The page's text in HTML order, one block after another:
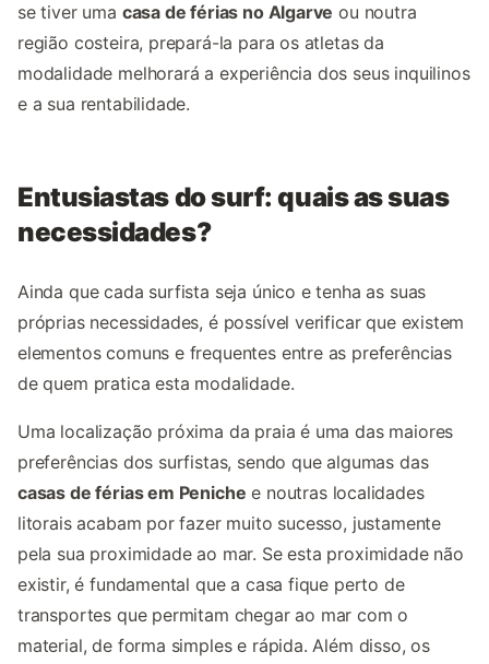
se tiver uma casa de férias no Algarve ou noutra
região costeira, prepará-la para os atletas da
modalidade melhorará a experiência dos seus inquilinos
e a sua rentabilidade.
Entusiastas do surf: quais as suas
necessidades?
Ainda que cada surfista seja único e tenha as suas
próprias necessidades, é possível verificar que existem
elementos comuns e frequentes entre as preferências
de quem pratica esta modalidade.
Uma localização próxima da praia é uma das maiores
preferências dos surfistas, sendo que algumas das
casas de férias em Peniche e noutras localidades
litorais acabam por fazer muito sucesso, justamente
pela sua proximidade ao mar. Se esta proximidade não
existir, é fundamental que a casa fique perto de
transportes que permitam chegar ao mar com o
material, de forma simples e rápida. Além disso, os